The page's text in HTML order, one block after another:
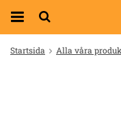
Startsida Alla våra